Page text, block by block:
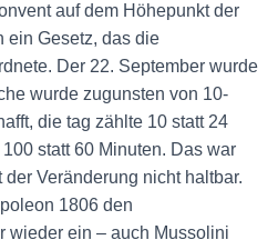
auf dem Höhepunkt der
ein Gesetz, das die
Der 22. September wurde
wurde zugunsten von 10-
die tag zählte 10 statt 24
statt 60 Minuten. Das war
Veränderung nicht haltbar.
1806 den
wieder ein – auch Mussolini